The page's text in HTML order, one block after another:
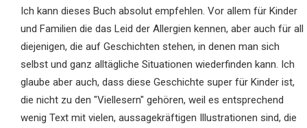
Ich kann dieses Buch absolut empfehlen. Vor allem für Kinder
und Familien die das Leid der Allergien kennen, aber auch für all
diejenigen, die auf Geschichten stehen, in denen man sich
selbst und ganz alltägliche Situationen wiederfinden kann. Ich
glaube aber auch, dass diese Geschichte super für Kinder ist,
die nicht zu den "Viellesern" gehören, weil es entsprechend
wenig Text mit vielen, aussagekräftigen Illustrationen sind, die